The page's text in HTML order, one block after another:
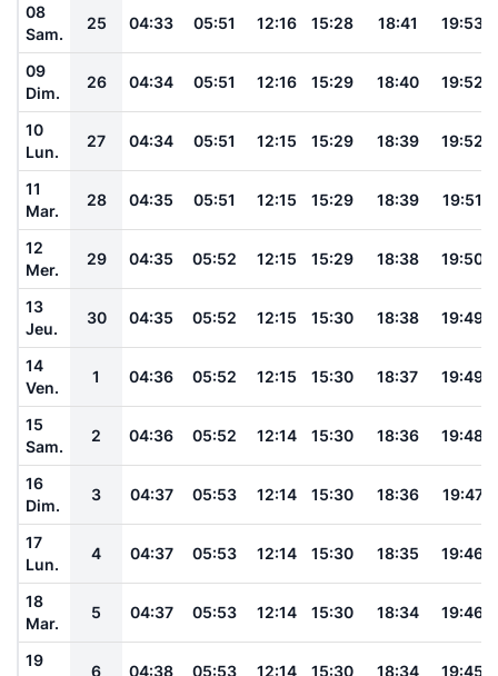
08
Sam.
25 04:33 05:51 12:16 15:28 18:41 19:53
09
Dim.
26 04:34 05:51 12:16 15:29 18:40 19:52
10
Lun.
27 04:34 05:51 12:15 15:29 18:39 19:52
11
Mar.
28 04:35 05:51 12:15 15:29 18:39 19:51
12
Mer.
29 04:35 05:52 12:15 15:29 18:38 19:50
13
Jeu.
30 04:35 05:52 12:15 15:30 18:38 19:49
14
Ven.
1 04:36 05:52 12:15 15:30 18:37 19:49
15
Sam.
2 04:36 05:52 12:14 15:30 18:36 19:48
16
Dim.
3 04:37 05:53 12:14 15:30 18:36 19:47
17
Lun.
4 04:37 05:53 12:14 15:30 18:35 19:46
18
Mar.
5 04:37 05:53 12:14 15:30 18:34 19:46
19
6 04:38 05:53 12:14 15:30 18:34 19:45